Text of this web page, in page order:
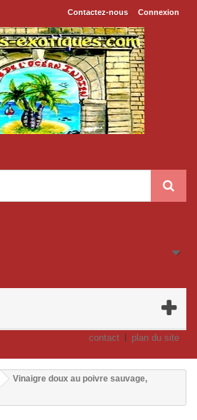
Connexion
Contactez-nous
contact plan du site
Vinaigre doux au poivre sauvage,